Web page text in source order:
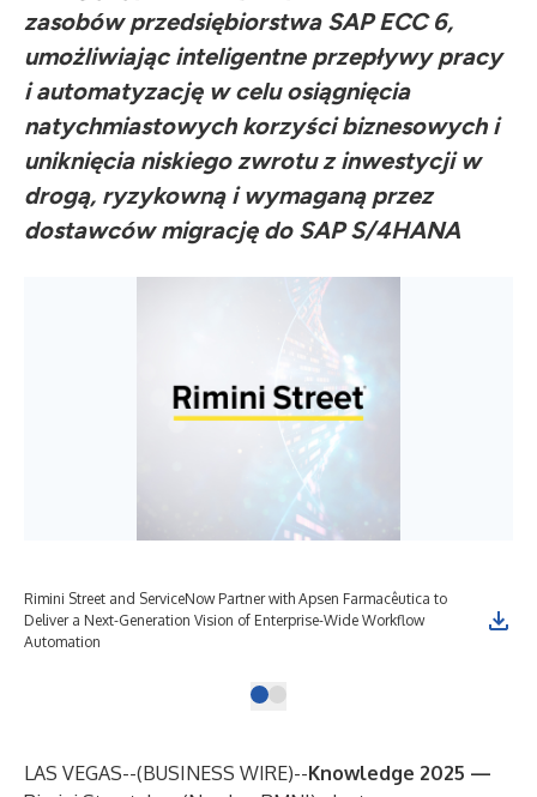
zasobów przedsiębiorstwa SAP ECC 6,
umożliwiając inteligentne przepływy pracy
i automatyzację w celu osiągnięcia
natychmiastowych korzyści biznesowych i
uniknięcia niskiego zwrotu z inwestycji w
drogą, ryzykowną i wymaganą przez
dostawców migrację do SAP S/4HANA
Rimini Street and ServiceNow Partner with Apsen Farmacêutica to
Deliver a Next-Generation Vision of Enterprise-Wide Workflow
Automation
LAS VEGAS--(BUSINESS WIRE)--Knowledge 2025 —